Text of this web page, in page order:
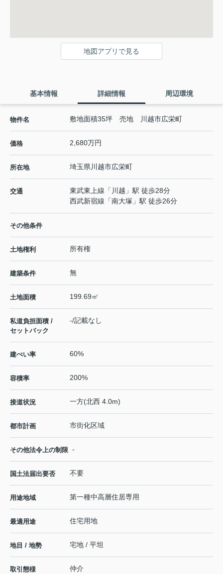
地図アプリで見る
基本情報 詳細情報 周辺環境
物件名 敷地面積35坪 売地 川越市広栄町
価格 2,680万円
所在地 埼玉県 川越市広栄町
交通 東武東上線 「 川越 」駅 徒歩28分
西武新宿線 「南大塚 」駅 徒歩26分
その他条件
土地権利 所有権
建築条件 無
土地面積 199.69㎡
私道負担面積 /
セットバック
-/記載なし
建ぺい率 60%
容積率 200%
接道状況 一方(北西 4.0m)
都市計画 市街化区域
その他法令上の制限 -
国土法届出要否 不要
用途地域 第一種中高層住居専用
最適用途 住宅用地
地目 / 地勢 宅地 / 平坦
取引態様 仲介